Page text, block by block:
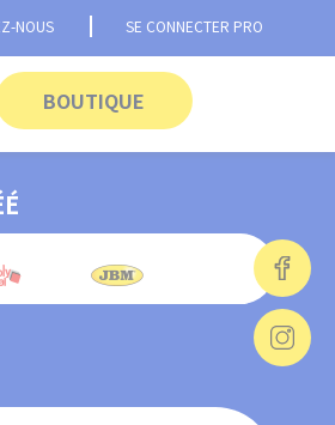
NOUS SE CONNECTER PRO
BOUTIQUE